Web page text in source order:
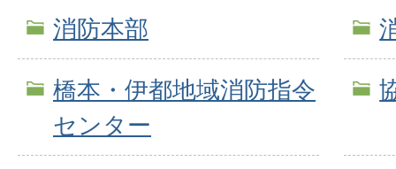
消防本部
橋本・伊都地域消防指令
センター